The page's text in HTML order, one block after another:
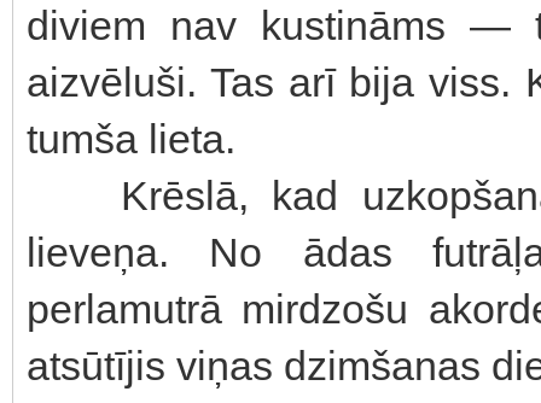
diviem nav kustināms —
aizvēluši. Tas arī bija
tumša lieta.
Krēslā, kad
lieveņa. No ādas
perlamutrā mirdzošu
atsūtījis viņas dzimšanas